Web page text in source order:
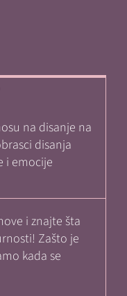
na disanje na
disanja
i emocije
i znajte šta
Zašto je
kada se